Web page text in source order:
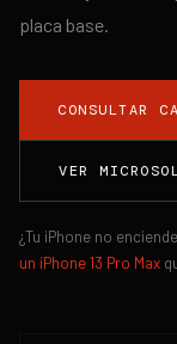
placa base.
CONSULTAR
VER
¿Tu iPhone no
un iPhone 13 Pro Max